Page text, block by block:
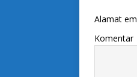
Alamat
Komentar